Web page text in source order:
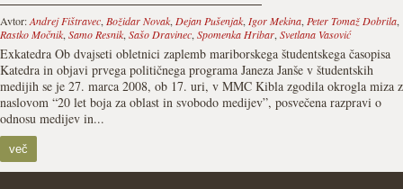
Avtor:Andrej Fištravec, Božidar Novak, Dejan Pušenjak, Igor Mekina, Peter Tomaž Dobrila,
Rastko Močnik, Samo Resnik, Sašo Dravinec, Spomenka Hribar, Svetlana Vasović
Exkatedra Ob dvajseti obletnici zaplemb mariborskega študentskega časopisa
Katedra in objavi prvega političnega programa Janeza Janše v študentskih
medijih se je 27. marca 2008, ob 17. uri, v MMC Kibla zgodila okrogla miza z
naslovom “20 let boja za oblast in svobodo medijev”, posvečena razpravi o
odnosu medijev in...
več